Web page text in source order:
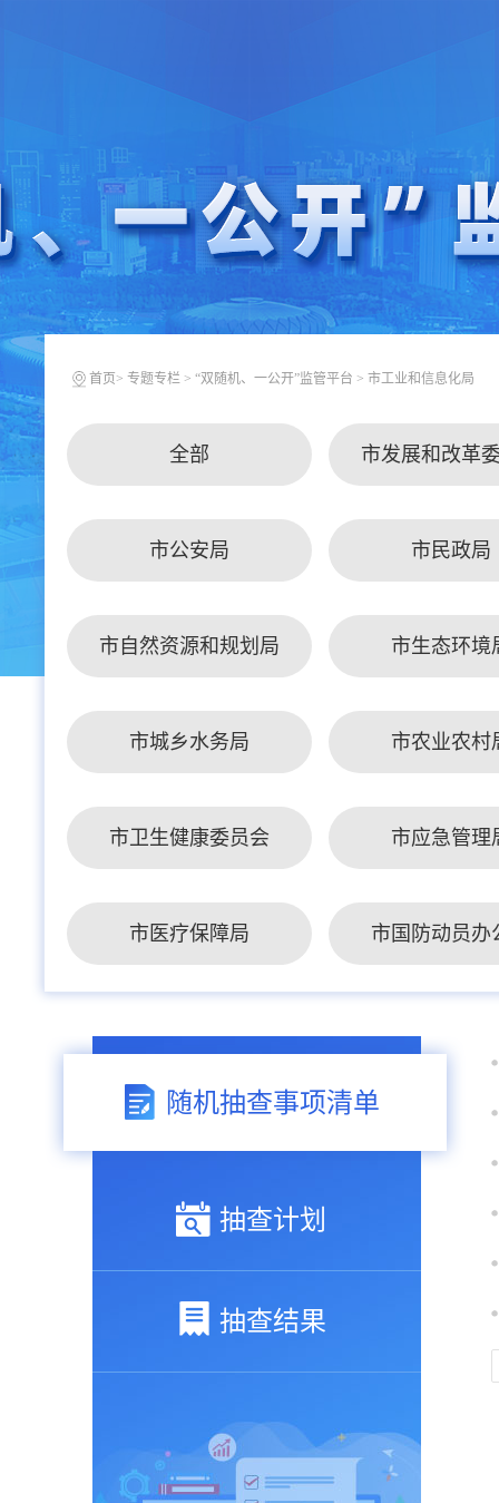
首页 > 专题专栏 > “双随机、一公开”监管平台 > 市工业和信息化局
全部 市发展和改革
市公安局 市民政局
市自然资源和规划局 市生态环境
市城乡水务局 市农业农村
市卫生健康委员会 市应急管理
市医疗保障局 市国防动员办
随机抽查事项清单
抽查计划
抽查结果